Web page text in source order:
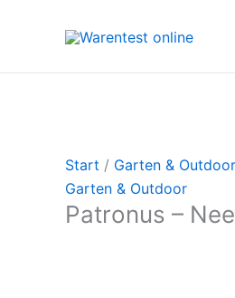
Start / Garten & Outdoor
Garten & Outdoor
Patronus –